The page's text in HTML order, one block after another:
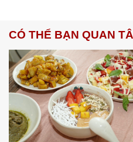
CÓ THỂ BẠN QUAN